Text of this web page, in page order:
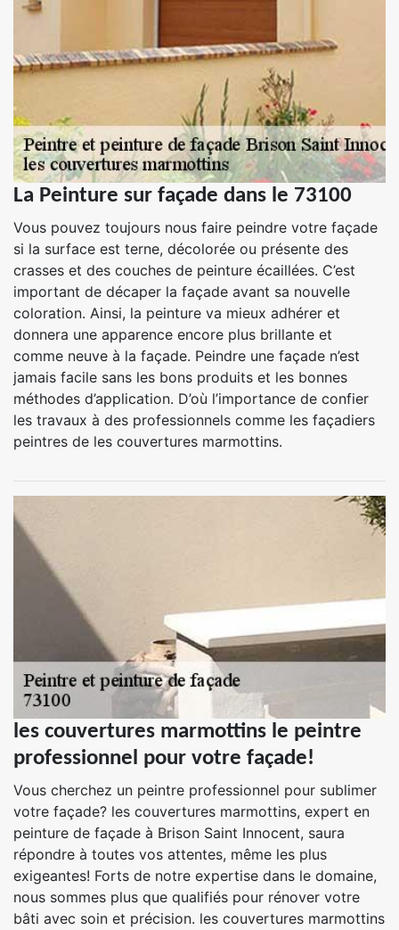
La Peinture sur façade dans le 73100
Vous pouvez toujours nous faire peindre votre façade
si la surface est terne, décolorée ou présente des
crasses et des couches de peinture écaillées. C’est
important de décaper la façade avant sa nouvelle
coloration. Ainsi, la peinture va mieux adhérer et
donnera une apparence encore plus brillante et
comme neuve à la façade. Peindre une façade n’est
jamais facile sans les bons produits et les bonnes
méthodes d’application. D’où l’importance de confier
les travaux à des professionnels comme les façadiers
peintres de les couvertures marmottins.
les couvertures marmottins le peintre
professionnel pour votre façade!
Vous cherchez un peintre professionnel pour sublimer
votre façade? les couvertures marmottins, expert en
peinture de façade à Brison Saint Innocent, saura
répondre à toutes vos attentes, même les plus
exigeantes! Forts de notre expertise dans le domaine,
nous sommes plus que qualifiés pour rénover votre
bâti avec soin et précision. les couvertures marmottins